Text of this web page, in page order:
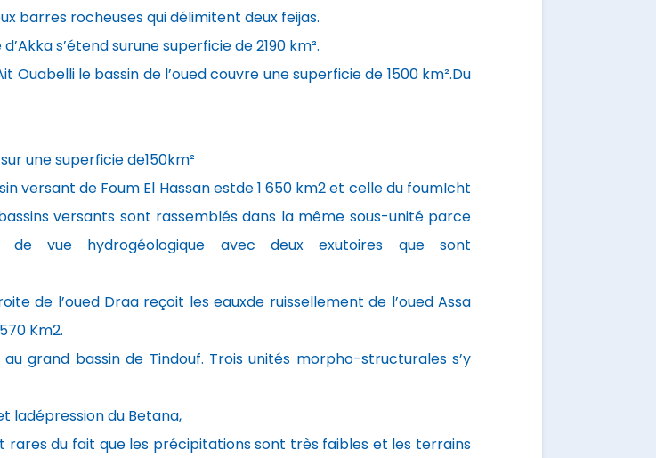
barres rocheuses qui délimitent deux feijas.
s’étend surune superficie de 2190 km².
Ouabelli le bassin de l’oued couvre une superficie de 1500 km².Du
une superficie de150km²
versant de Foum El Hassan estde 1 650 km2 et celle du foumIcht
versants sont rassemblés dans la même sous-unité parce
vue hydrogéologique avec deux exutoires que sont
de l’oued Draa reçoit les eauxde ruissellement de l’oued Assa
Km2.
grand bassin de Tindouf. Trois unités morpho-structurales s’y
ladépression du Betana,
rares du fait que les précipitations sont très faibles et les terrains